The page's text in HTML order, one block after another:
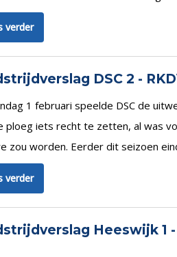
verder
DSC 2 -
1 februari speelde DSC de
ploeg iets recht te zetten, al was
zou worden. Eerder dit seizoen
verder
Heeswijk 1 -